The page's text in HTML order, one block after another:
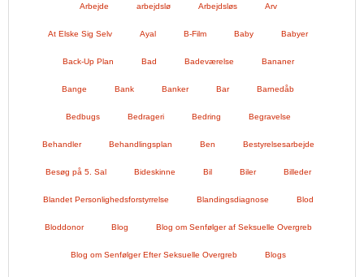
Arbejde arbejdslø Arbejdsløs Arv
At Elske Sig Selv Ayal B-Film Baby Babyer
Back-Up Plan Bad Badeværelse Bananer
Bange Bank Banker Bar Barnedåb
Bedbugs Bedrageri Bedring Begravelse
Behandler Behandlingsplan Ben Bestyrelsesarbejde
Besøg på 5. Sal Bideskinne Bil Biler Billeder
Blandet Personlighedsforstyrrelse Blandingsdiagnose Blod
Bloddonor Blog Blog om Senfølger af Seksuelle Overgreb
Blog om Senfølger Efter Seksuelle Overgreb Blogs